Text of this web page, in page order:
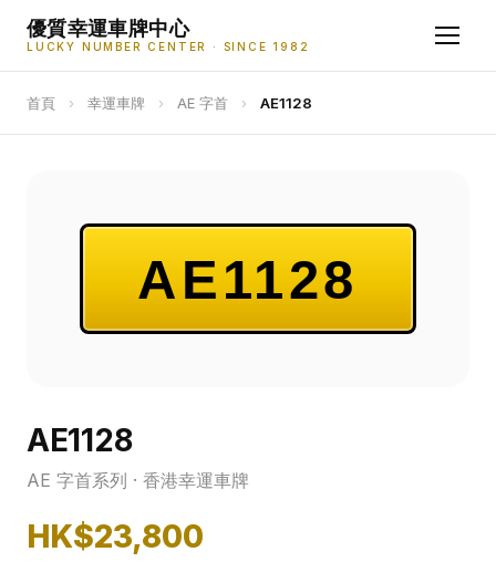
優質幸運車牌中心
LUCKY NUMBER CENTER · SINCE 1982
首頁 › 幸運車牌 › AE 字首 › AE1128
AE1128
AE1128
AE 字首系列 · 香港幸運車牌
HK$23,800